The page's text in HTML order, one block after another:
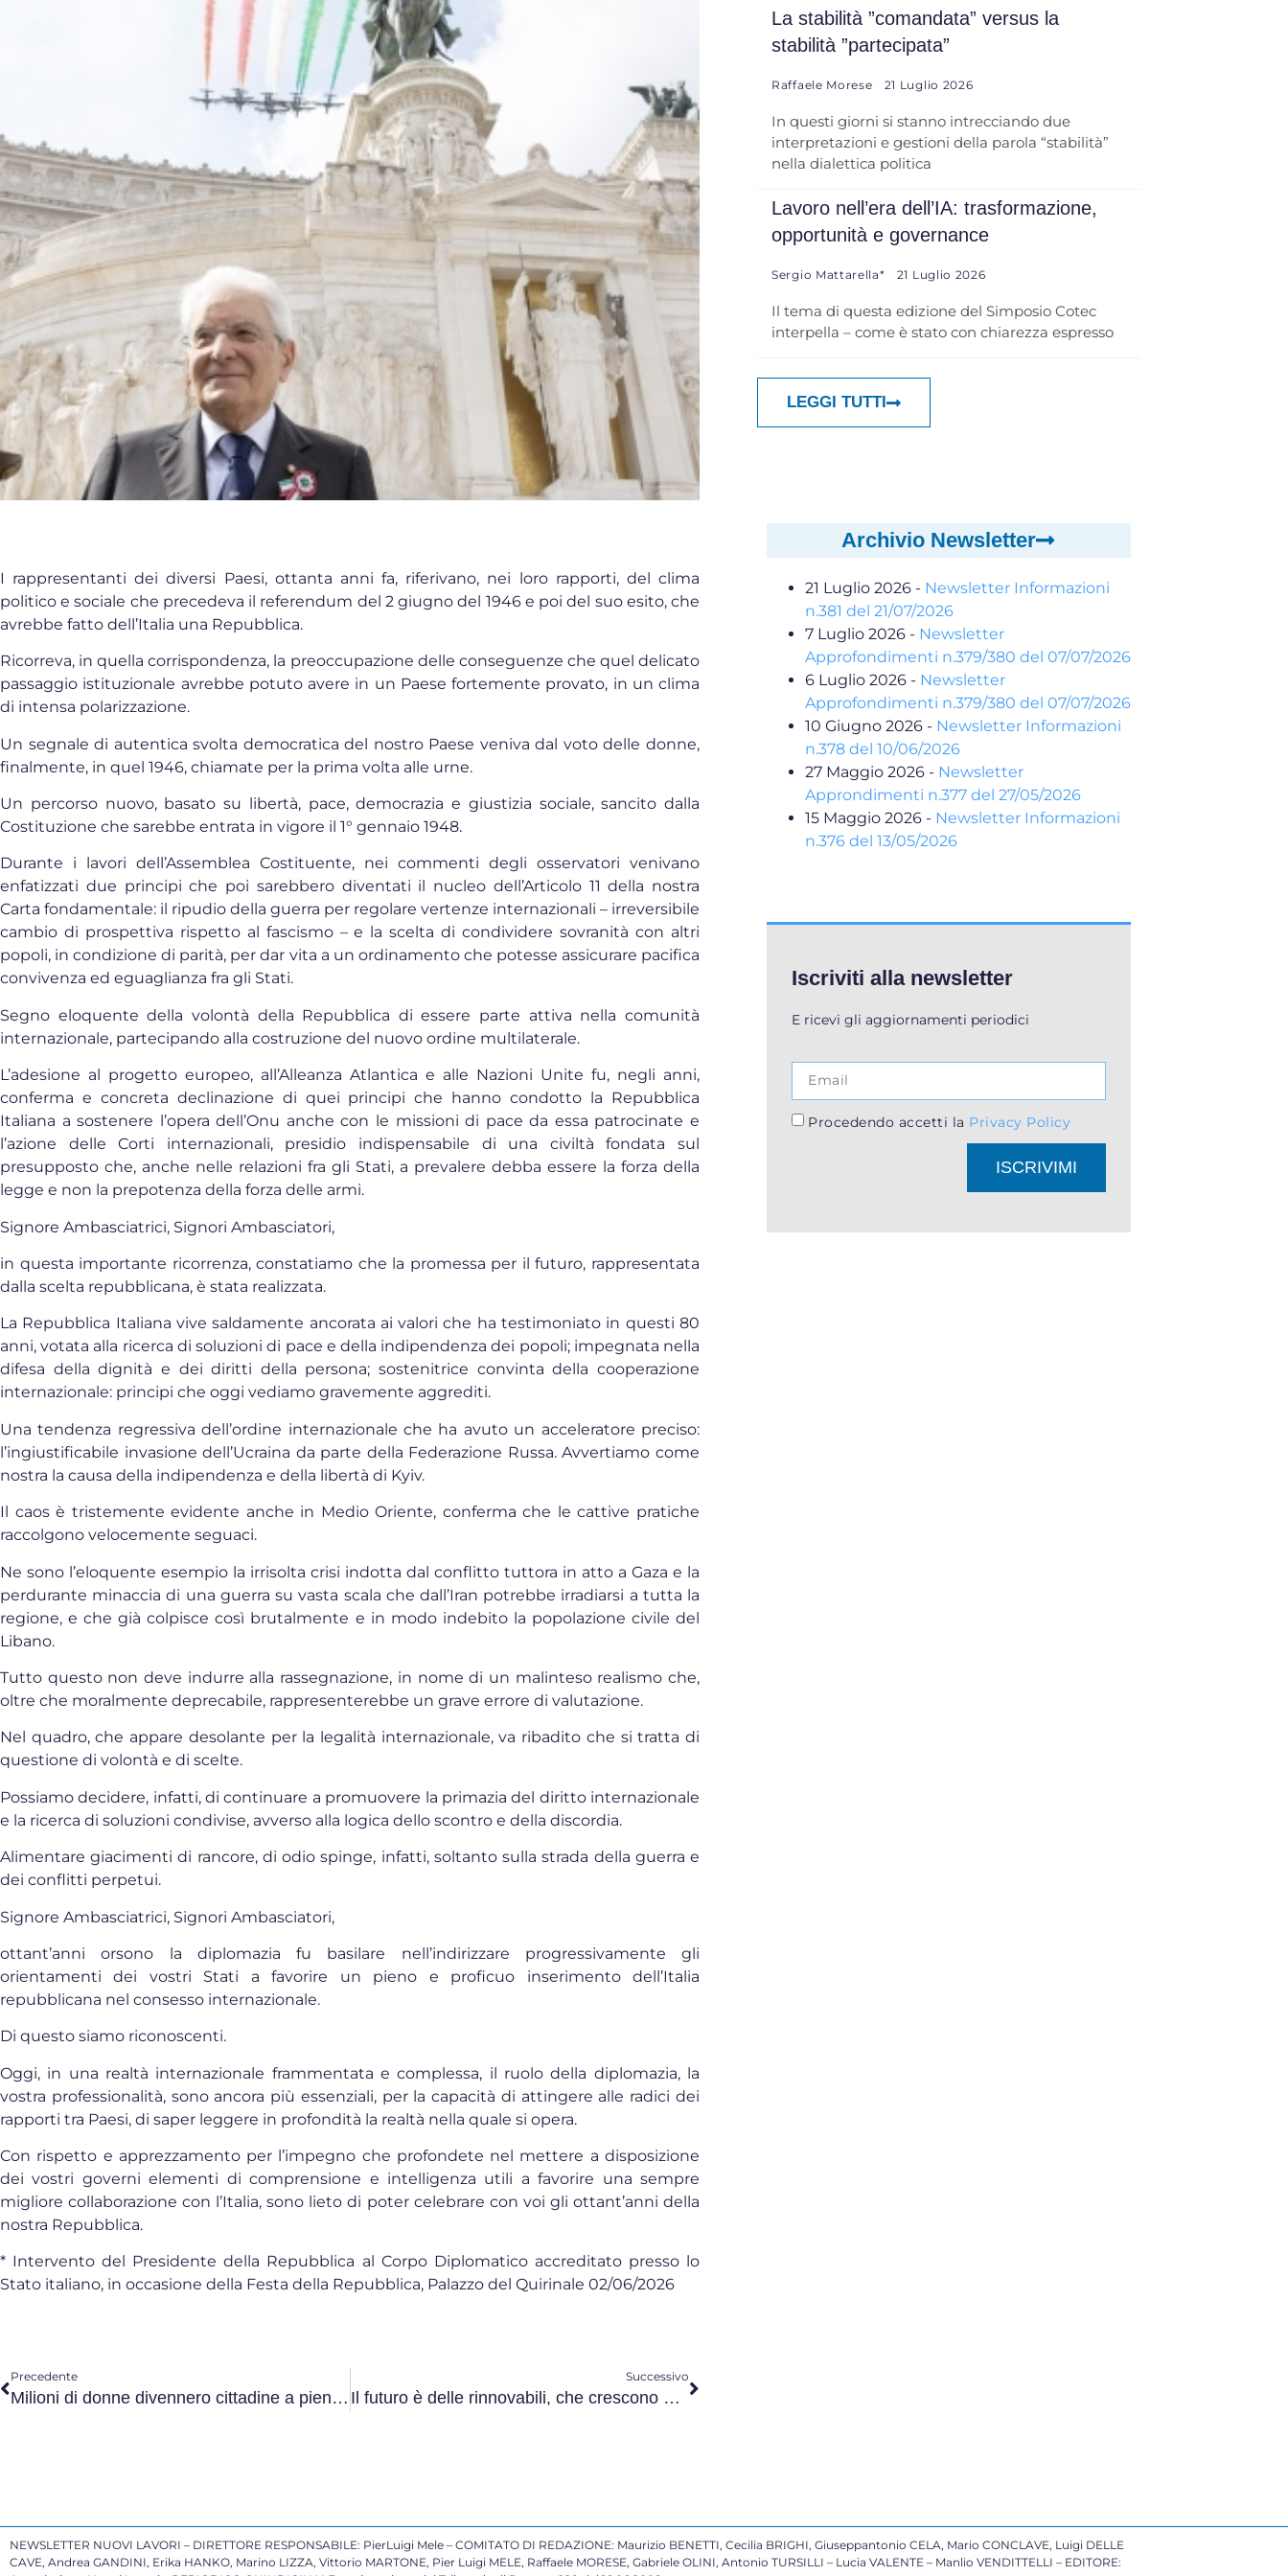
I rappresentanti dei diversi Paesi, ottanta anni fa, riferivano, nei loro rapporti, del clima
politico e sociale che precedeva il referendum del 2 giugno del 1946 e poi del suo esito, che
avrebbe fatto dell’Italia una Repubblica.
Ricorreva, in quella corrispondenza, la preoccupazione delle conseguenze che quel delicato
passaggio istituzionale avrebbe potuto avere in un Paese fortemente provato, in un clima
di intensa polarizzazione.
Un segnale di autentica svolta democratica del nostro Paese veniva dal voto delle donne,
finalmente, in quel 1946, chiamate per la prima volta alle urne.
Un percorso nuovo, basato su libertà, pace, democrazia e giustizia sociale, sancito dalla
Costituzione che sarebbe entrata in vigore il 1° gennaio 1948.
Durante i lavori dell’Assemblea Costituente, nei commenti degli osservatori venivano
enfatizzati due principi che poi sarebbero diventati il nucleo dell’Articolo 11 della nostra
Carta fondamentale: il ripudio della guerra per regolare vertenze internazionali – irreversibile
cambio di prospettiva rispetto al fascismo – e la scelta di condividere sovranità con altri
popoli, in condizione di parità, per dar vita a un ordinamento che potesse assicurare pacifica
convivenza ed eguaglianza fra gli Stati.
Segno eloquente della volontà della Repubblica di essere parte attiva nella comunità
internazionale, partecipando alla costruzione del nuovo ordine multilaterale.
L’adesione al progetto europeo, all’Alleanza Atlantica e alle Nazioni Unite fu, negli anni,
conferma e concreta declinazione di quei principi che hanno condotto la Repubblica
Italiana a sostenere l’opera dell’Onu anche con le missioni di pace da essa patrocinate e
l’azione delle Corti internazionali, presidio indispensabile di una civiltà fondata sul
presupposto che, anche nelle relazioni fra gli Stati, a prevalere debba essere la forza della
legge e non la prepotenza della forza delle armi.
Signore Ambasciatrici, Signori Ambasciatori,
in questa importante ricorrenza, constatiamo che la promessa per il futuro, rappresentata
dalla scelta repubblicana, è stata realizzata.
La Repubblica Italiana vive saldamente ancorata ai valori che ha testimoniato in questi 80
anni, votata alla ricerca di soluzioni di pace e della indipendenza dei popoli; impegnata nella
difesa della dignità e dei diritti della persona; sostenitrice convinta della cooperazione
internazionale: principi che oggi vediamo gravemente aggrediti.
Una tendenza regressiva dell’ordine internazionale che ha avuto un acceleratore preciso:
l’ingiustificabile invasione dell’Ucraina da parte della Federazione Russa. Avvertiamo come
nostra la causa della indipendenza e della libertà di Kyiv.
Il caos è tristemente evidente anche in Medio Oriente, conferma che le cattive pratiche
raccolgono velocemente seguaci.
Ne sono l’eloquente esempio la irrisolta crisi indotta dal conflitto tuttora in atto a Gaza e la
perdurante minaccia di una guerra su vasta scala che dall’Iran potrebbe irradiarsi a tutta la
regione, e che già colpisce così brutalmente e in modo indebito la popolazione civile del
Libano.
Tutto questo non deve indurre alla rassegnazione, in nome di un malinteso realismo che,
oltre che moralmente deprecabile, rappresenterebbe un grave errore di valutazione.
Nel quadro, che appare desolante per la legalità internazionale, va ribadito che si tratta di
questione di volontà e di scelte.
Possiamo decidere, infatti, di continuare a promuovere la primazia del diritto internazionale
e la ricerca di soluzioni condivise, avverso alla logica dello scontro e della discordia.
Alimentare giacimenti di rancore, di odio spinge, infatti, soltanto sulla strada della guerra e
dei conflitti perpetui.
Signore Ambasciatrici, Signori Ambasciatori,
ottant’anni orsono la diplomazia fu basilare nell’indirizzare progressivamente gli
orientamenti dei vostri Stati a favorire un pieno e proficuo inserimento dell’Italia
repubblicana nel consesso internazionale.
Di questo siamo riconoscenti.
Oggi, in una realtà internazionale frammentata e complessa, il ruolo della diplomazia, la
vostra professionalità, sono ancora più essenziali, per la capacità di attingere alle radici dei
rapporti tra Paesi, di saper leggere in profondità la realtà nella quale si opera.
Con rispetto e apprezzamento per l’impegno che profondete nel mettere a disposizione
dei vostri governi elementi di comprensione e intelligenza utili a favorire una sempre
migliore collaborazione con l’Italia, sono lieto di poter celebrare con voi gli ottant’anni della
nostra Repubblica.
* Intervento del Presidente della Repubblica al Corpo Diplomatico accreditato presso lo
Stato italiano, in occasione della Festa della Repubblica, Palazzo del Quirinale 02/06/2026
Precedente
Milioni di donne divennero cittadine a pieno titolo
Successivo
Il futuro è delle rinnovabili, che crescono dal basso
La stabilità ”comandata” versus la
stabilità ”partecipata”
Raffaele Morese 21 Luglio 2026
In questi giorni si stanno intrecciando due
interpretazioni e gestioni della parola “stabilità”
nella dialettica politica
Lavoro nell’era dell’IA: trasformazione,
opportunità e governance
Sergio Mattarella* 21 Luglio 2026
Il tema di questa edizione del Simposio Cotec
interpella – come è stato con chiarezza espresso
LEGGI TUTTI
Archivio Newsletter
21 Luglio 2026 - Newsletter Informazioni
n.381 del 21/07/2026
7 Luglio 2026 - Newsletter
Approfondimenti n.379/380 del 07/07/2026
6 Luglio 2026 - Newsletter
Approfondimenti n.379/380 del 07/07/2026
10 Giugno 2026 - Newsletter Informazioni
n.378 del 10/06/2026
27 Maggio 2026 - Newsletter
Approndimenti n.377 del 27/05/2026
15 Maggio 2026 - Newsletter Informazioni
n.376 del 13/05/2026
Iscriviti alla newsletter
E ricevi gli aggiornamenti periodici
Procedendo accetti la Privacy Policy
ISCRIVIMI
NEWSLETTER NUOVI LAVORI – DIRETTORE RESPONSABILE: PierLuigi Mele – COMITATO DI REDAZIONE: Maurizio BENETTI, Cecilia BRIGHI, Giuseppantonio CELA, Mario CONCLAVE, Luigi DELLE
CAVE, Andrea GANDINI, Erika HANKO, Marino LIZZA, Vittorio MARTONE, Pier Luigi MELE, Raffaele MORESE, Gabriele OLINI, Antonio TURSILLI – Lucia VALENTE – Manlio VENDITTELLI – EDITORE: